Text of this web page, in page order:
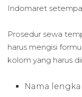
Indomaret
Prosedur sewa
harus mengisi
kolom yang harus
Nama